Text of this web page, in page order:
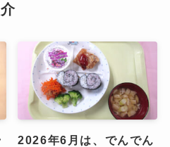
2026年6月は、でんでん